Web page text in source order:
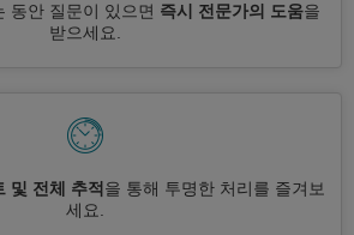
동안 질문이 있으면 즉시 전문가의 도움을
받으세요.
및 전체 추적 을 통해 투명한 처리를 즐겨보
세요.